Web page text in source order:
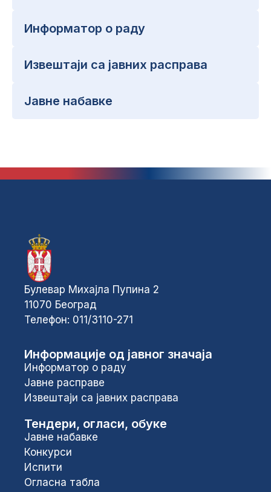
Информатор о раду
Извештаји са јавних расправа
Јавне набавке
Булевар Михајла Пупина 2
11070 Београд
Телефон: 011/3110-271
Информације од јавног значаја
Информатор о раду
Јавне расправе
Извештаји са јавних расправа
Тендери, огласи, обуке
Јавне набавке
Конкурси
Испити
Огласна табла